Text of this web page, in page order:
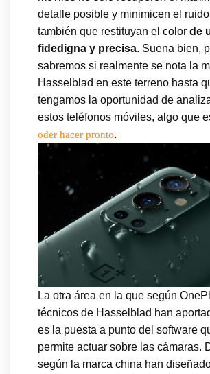
detalle posible y minimicen el
también que restituyan el color de
fidedigna y precisa. Suena bien,
sabremos si realmente se nota la
Hasselblad en este terreno hasta
tengamos la oportunidad de
estos teléfonos móviles, algo que
oder hacer pronto.
La otra área en la que según
técnicos de Hasselblad han
es la puesta a punto del software
permite actuar sobre las cámaras.
según la marca china han